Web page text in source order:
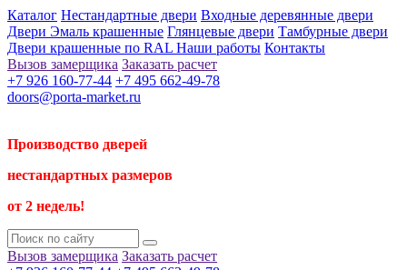
Каталог Нестандартные двери Входные деревянные двери
Двери Эмаль крашенные Глянцевые двери Тамбурные двери
Двери крашенные по RAL Наши работы Контакты
Вызов замерщика Заказать расчет
+7 926 160-77-44 +7 495 662-49-78
doors@porta-market.ru
Производство дверей
нестандартных размеров
от 2 недель!
Вызов замерщика Заказать расчет